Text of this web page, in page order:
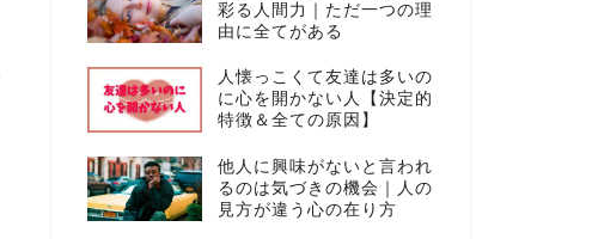
彩る人間力｜ただ一つの理
由に全てがある
人懐っこくて友達は多いの
に心を開かない人【決定的
特徴＆全ての原因】
他人に興味がないと言われ
るのは気づきの機会｜人の
見方が違う心の在り方